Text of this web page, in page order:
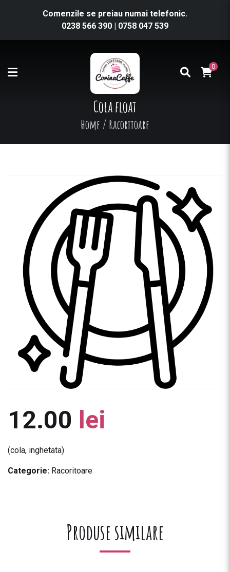
Comenzile se preiau numai telefonic.
0238 566 390 | 0758 047 539
0
Cola float
Home / Racoritoare
12.00 lei
(cola, inghetata)
Categorie: Racoritoare
Produse similare